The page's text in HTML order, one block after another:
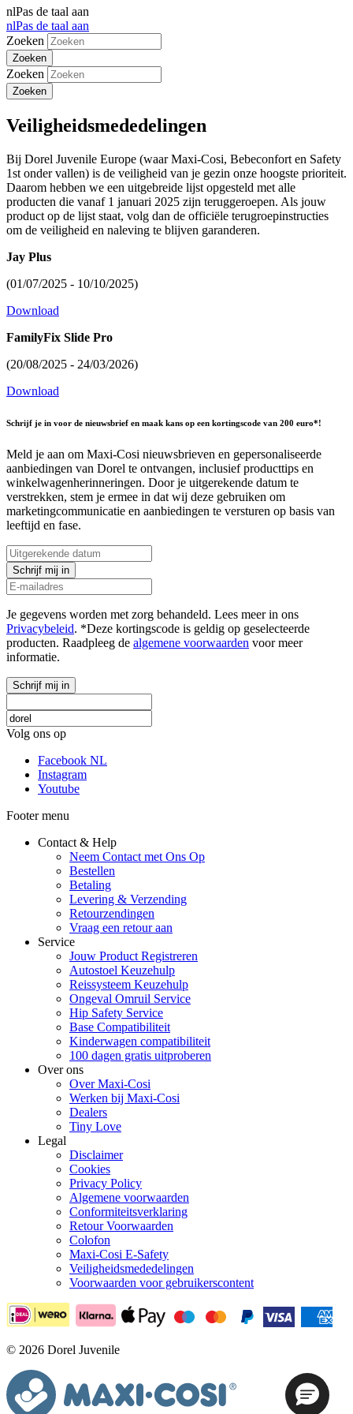
nlPas de taal aan
nlPas de taal aan
Zoeken
Zoeken
Veiligheidsmededelingen
Bij Dorel Juvenile Europe (waar Maxi-Cosi, Bebeconfort en Safety
1st onder vallen) is de veiligheid van je gezin onze hoogste prioriteit.
Daarom hebben we een uitgebreide lijst opgesteld met alle
producten die vanaf 1 januari 2025 zijn teruggeroepen. Als jouw
product op de lijst staat, volg dan de officiële terugroepinstructies
om de veiligheid en naleving te blijven garanderen.
Jay Plus
(01/07/2025 - 10/10/2025)
Download
FamilyFix Slide Pro
(20/08/2025 - 24/03/2026)
Download
Schrijf je in voor de nieuwsbrief en maak kans op een kortingscode van 200 euro*!
Meld je aan om Maxi-Cosi nieuwsbrieven en gepersonaliseerde
aanbiedingen van Dorel te ontvangen, inclusief producttips en
winkelwagenherinneringen. Door je uitgerekende datum te
verstrekken, stem je ermee in dat wij deze gebruiken om
marketingcommunicatie en aanbiedingen te versturen op basis van
leeftijd en fase.
Schrijf mij in
Je gegevens worden met zorg behandeld. Lees meer in ons
Privacybeleid. *Deze kortingscode is geldig op geselecteerde
producten. Raadpleeg de algemene voorwaarden voor meer
informatie.
Schrijf mij in
Volg ons op
Facebook NL
Instagram
Youtube
Footer menu
Contact & Help
Neem Contact met Ons Op
Bestellen
Betaling
Levering & Verzending
Retourzendingen
Vraag een retour aan
Service
Jouw Product Registreren
Autostoel Keuzehulp
Reissysteem Keuzehulp
Ongeval Omruil Service
Hip Safety Service
Base Compatibiliteit
Kinderwagen compatibiliteit
100 dagen gratis uitproberen
Over ons
Over Maxi-Cosi
Werken bij Maxi-Cosi
Dealers
Tiny Love
Legal
Disclaimer
Cookies
Privacy Policy
Algemene voorwaarden
Conformiteitsverklaring
Retour Voorwaarden
Colofon
Maxi-Cosi E-Safety
Veiligheidsmededelingen
Voorwaarden voor gebruikerscontent
© 2026 Dorel Juvenile